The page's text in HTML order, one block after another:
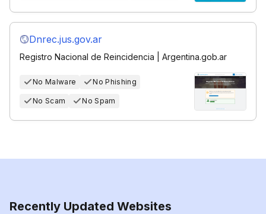
Dnrec.jus.gov.ar
Registro Nacional de Reincidencia | Argentina.gob.ar
No Malware No Phishing
No Scam No Spam
Recently Updated Websites